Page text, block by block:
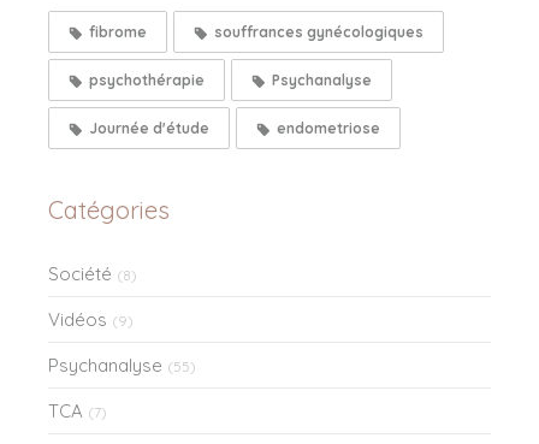
fibrome souffrances gynécologiques
psychothérapie Psychanalyse
Journée d'étude endometriose
Catégories
Société (8)
Vidéos (9)
Psychanalyse (55)
TCA (7)